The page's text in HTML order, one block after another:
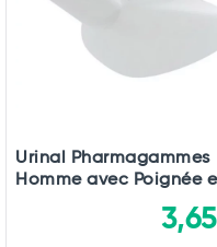
Urinal Pharmagammes
Homme avec Poignée